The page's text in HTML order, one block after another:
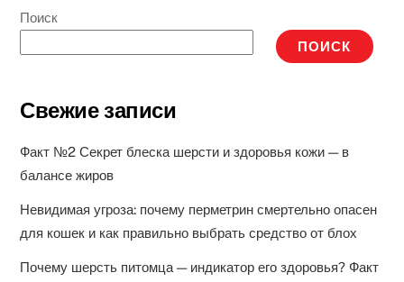
Поиск
ПОИСК
Свежие записи
Факт №2 Секрет блеска шерсти и здоровья кожи — в
балансе жиров
Невидимая угроза: почему перметрин смертельно опасен
для кошек и как правильно выбрать средство от блох
Почему шерсть питомца — индикатор его здоровья? Факт